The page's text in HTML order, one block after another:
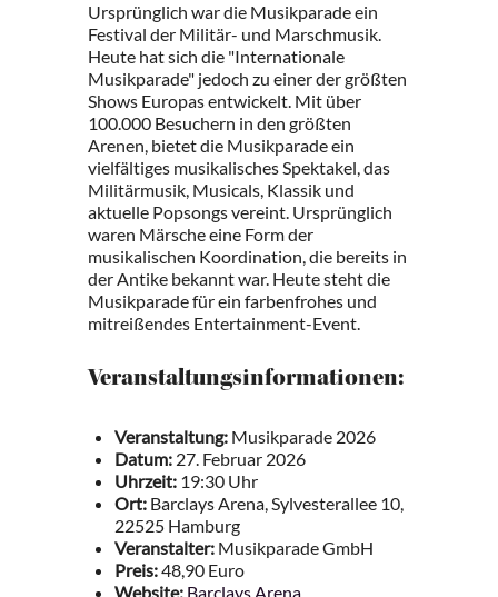
Ursprünglich war die Musikparade ein
Festival der Militär- und Marschmusik.
Heute hat sich die "Internationale
Musikparade" jedoch zu einer der größten
Shows Europas entwickelt. Mit über
100.000 Besuchern in den größten
Arenen, bietet die Musikparade ein
vielfältiges musikalisches Spektakel, das
Militärmusik, Musicals, Klassik und
aktuelle Popsongs vereint. Ursprünglich
waren Märsche eine Form der
musikalischen Koordination, die bereits in
der Antike bekannt war. Heute steht die
Musikparade für ein farbenfrohes und
mitreißendes Entertainment-Event.
Veranstaltungsinformationen:
Veranstaltung: Musikparade 2026
Datum: 27. Februar 2026
Uhrzeit: 19:30 Uhr
Ort: Barclays Arena, Sylvesterallee 10,
22525 Hamburg
Veranstalter: Musikparade GmbH
Preis:48,90 Euro
Website: Barclays Arena